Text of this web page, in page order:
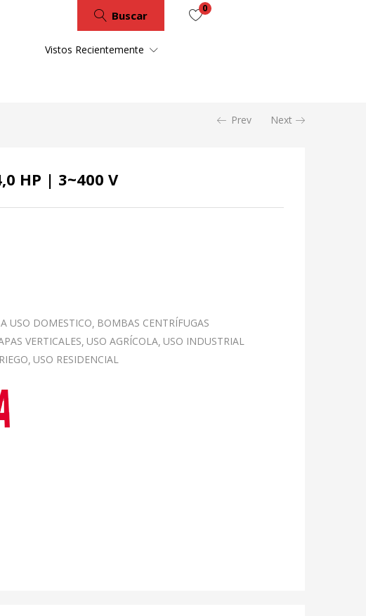
Buscar
0
Vistos Recientemente
Prev Next
HP | 3~400 V
USO DOMESTICO BOMBAS CENTRÍFUGAS
VERTICALES USO AGRÍCOLA USO INDUSTRIAL
USO RESIDENCIAL